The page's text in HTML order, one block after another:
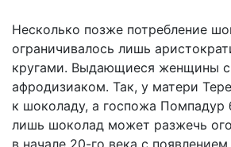
Несколько позже потребление
ограничивалось лишь
кругами. Выдающиеся женщины
афродизиаком. Так, у матери
к шоколаду, а госпожа Помпадур
лишь шоколад может разжечь
в начале 20-го века с